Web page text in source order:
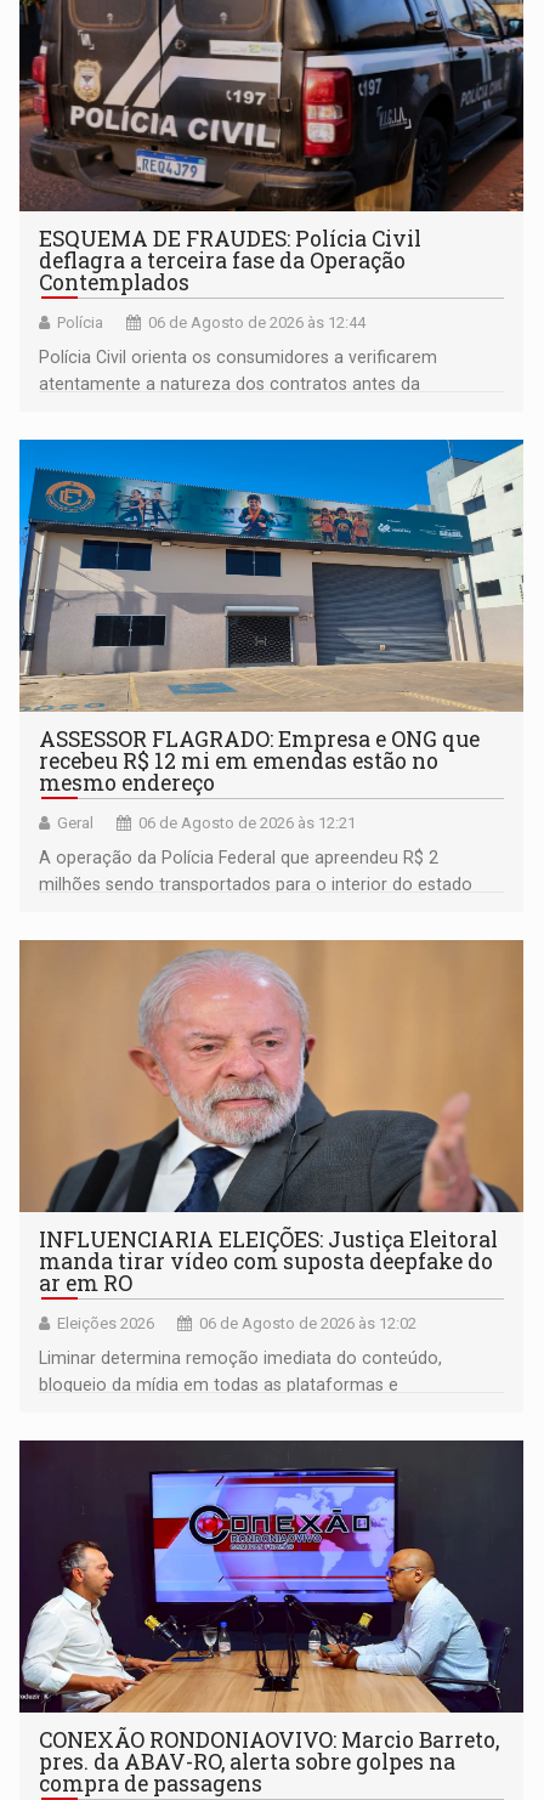
ESQUEMA DE FRAUDES: Polícia Civil
deflagra a terceira fase da Operação
Contemplados
Polícia 06 de Agosto de 2026 às 12:44
Polícia Civil orienta os consumidores a verificarem
atentamente a natureza dos contratos antes da
ASSESSOR FLAGRADO: Empresa e ONG que
recebeu R$ 12 mi em emendas estão no
mesmo endereço
Geral 06 de Agosto de 2026 às 12:21
A operação da Polícia Federal que apreendeu R$ 2
milhões sendo transportados para o interior do estado
ligação do suspeito com um deputado federal do União
Brasil por Rondônia
INFLUENCIARIA ELEIÇÕES: Justiça Eleitoral
manda tirar vídeo com suposta deepfake do
ar em RO
Eleições 2026 06 de Agosto de 2026 às 12:02
Liminar determina remoção imediata do conteúdo,
bloqueio da mídia em todas as plataformas e
CONEXÃO RONDONIAOVIVO: Marcio Barreto,
pres. da ABAV-RO, alerta sobre golpes na
compra de passagens